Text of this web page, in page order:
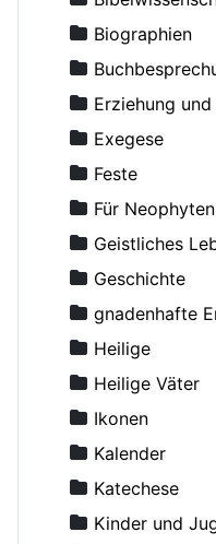
Alexander
Alexander,
Alexij II (Ridiger),
Alexis (van der
Alexis (von
Altmann, Rüdiger
Amfilohije
Amvrosij
Anastasius,
Andreas von
Angelina, Nonne
Anghelescu, D.
Anikin,
Anthony
Anthony
Biographien
Erziehung
Exegese
Feste
Für Neophyten
Geistliches
Geschichte
gnadenhafte
Heilige
Heilige Väter
Ikonen
Kalender
Katechese
Kinder und